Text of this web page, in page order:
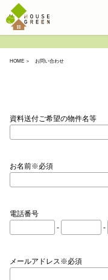
HOME ＞ お問い合わせ
資料送付ご希望の物件名等
お名前※必須
電話番号
-
-
メールアドレス※必須